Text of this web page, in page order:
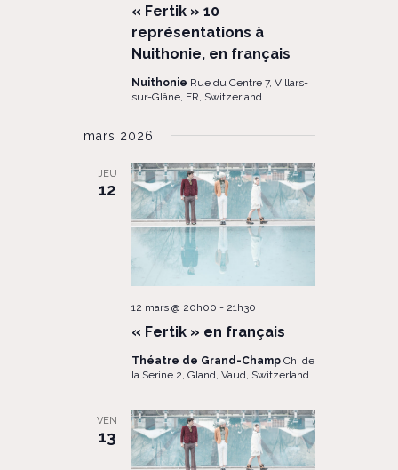
« Fertik » 10
représentations à
Nuithonie, en français
Nuithonie Rue du Centre 7, Villars-
sur-Glâne, FR, Switzerland
mars 2026
JEU
12
« Fertik » en français
12 mars @ 20h00 - 21h30
Théatre de Grand-Champ Ch. de
la Serine 2, Gland, Vaud, Switzerland
VEN
13